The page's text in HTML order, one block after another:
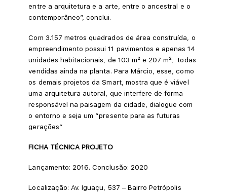
entre a arquitetura e a arte, entre o ancestral e o
contemporâneo”, conclui.
Com 3.157 metros quadrados de área construída, o
empreendimento possui 11 pavimentos e apenas 14
unidades habitacionais, de 103 m² e 207 m², todas
vendidas ainda na planta. Para Márcio, esse, como
os demais projetos da Smart, mostra que é viável
uma arquitetura autoral, que interfere de forma
responsável na paisagem da cidade, dialogue com
o entorno e seja um “presente para as futuras
gerações”
FICHA TÉCNICA PROJETO
Lançamento: 2016. Conclusão: 2020
Localização: Av. Iguaçu, 537 – Bairro Petrópolis